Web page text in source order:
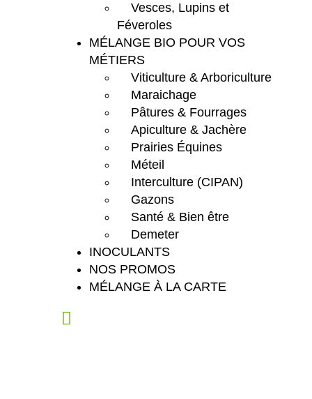
Vesces, Lupins et
Féveroles
MÉLANGE BIO POUR VOS
MÉTIERS
Viticulture & Arboriculture
Maraichage
Pâtures & Fourrages
Apiculture & Jachère
Prairies Équines
Méteil
Interculture (CIPAN)
Gazons
Santé & Bien être
Demeter
INOCULANTS
NOS PROMOS
MÉLANGE À LA CARTE